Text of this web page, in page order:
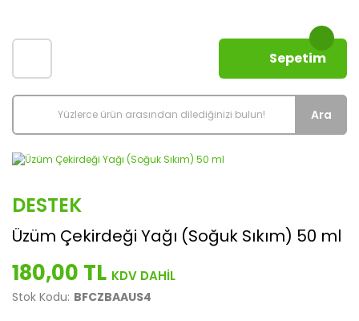
Ara
Sepetim
DESTEK
Üzüm Çekirdeği Yağı (Soğuk Sıkım) 50 ml
180,00 TL
Stok Kodu: BFCZBAAUS4